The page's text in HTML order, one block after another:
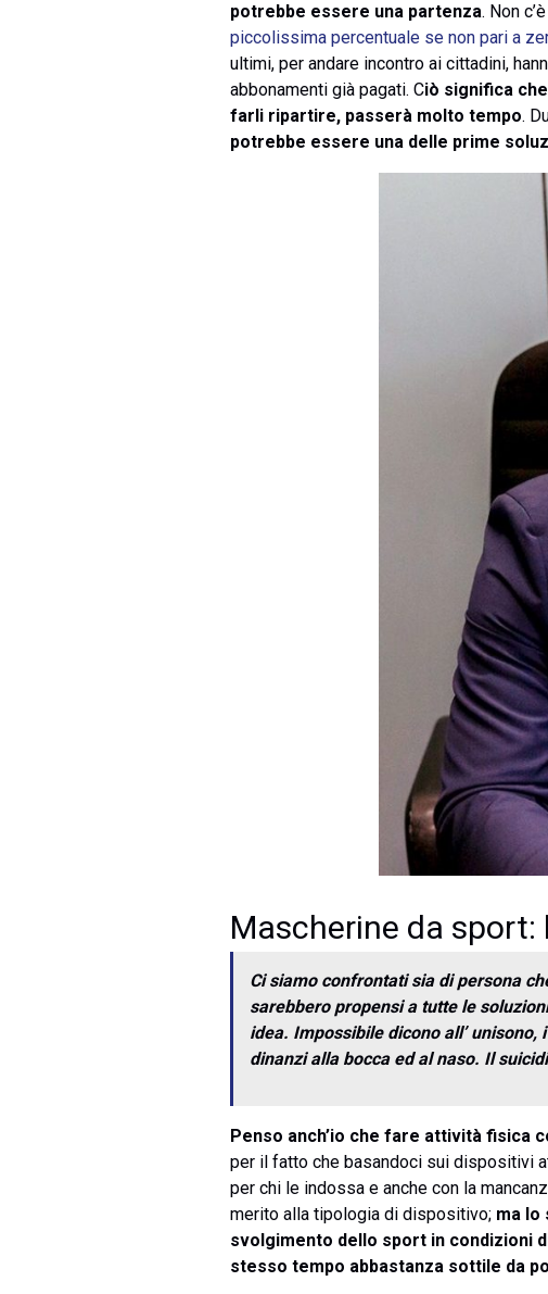
potrebbe essere una partenza. Non c’è
piccolissima percentuale se non pari a
ultimi, per andare incontro ai cittadini,
abbonamenti già pagati. Ciò significa
farli ripartire, passerà molto tempo.
potrebbe essere una delle prime
Mascherine da sport:
Ci siamo confrontati sia di persona
sarebbero propensi a tutte le
idea. Impossibile dicono all’
dinanzi alla bocca ed al naso. Il
Penso anch’io che fare attività fisica
per il fatto che basandoci sui dispositivi
per chi le indossa e anche con la
merito alla tipologia di dispositivo; ma lo
svolgimento dello sport in condizioni
stesso tempo abbastanza sottile da